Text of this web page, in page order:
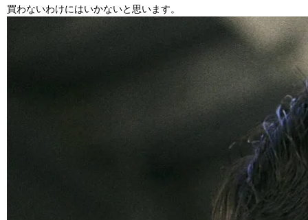
買わないわけにはいかないと思います。